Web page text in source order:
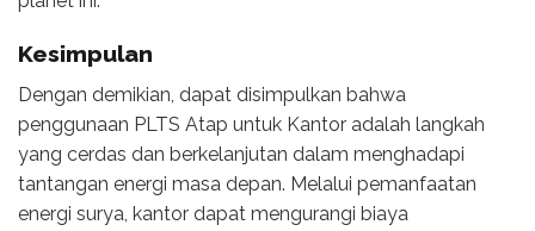
Kesimpulan
Dengan demikian, dapat disimpulkan bahwa
penggunaan PLTS Atap untuk Kantor adalah langkah
yang cerdas dan berkelanjutan dalam menghadapi
tantangan energi masa depan. Melalui pemanfaatan
energi surya, kantor dapat mengurangi biaya